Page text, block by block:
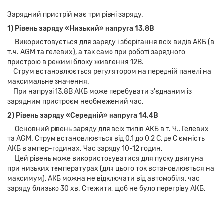
Зарядний пристрій має три рівні заряду.
1) Рівень заряду «Низький» напруга 13.8В
Використовується для заряду і зберігання всіх видів АКБ (в
т.ч. AGM та гелевих), а так само при роботі зарядного
пристрою в режимі блоку живлення 12В.
Струм встановлюється регулятором на передній панелі на
максимальне значення.
При напрузі 13.8В АКБ може перебувати з'єднаним із
зарядним пристроєм необмежений час.
2) Рівень заряду «Середній» напруга 14.4В
Основний рівень заряду для всіх типів АКБ в т. Ч., Гелевих
та AGM. Струм встановлюється від 0,1 до 0,2 С, де С ємність
АКБ в ампер-годинах. Час заряду 10-12 годин.
Цей рівень може використовуватися для пуску двигуна
при низьких температурах (для цього ток встановлюється на
максимум), АКБ можна не відключати від автомобіля, час
заряду близько 30 хв. Стежити, щоб не було перегріву АКБ.